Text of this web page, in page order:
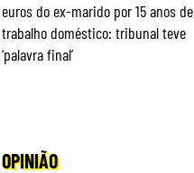
euros do ex-marido por 15 anos de
trabalho doméstico: tribunal teve
‘palavra final’
OPINIÃO